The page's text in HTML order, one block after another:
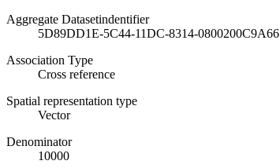
Aggregate Datasetindentifier
5D89DD1E-5C44-11DC-8314-0800200C9A66
Association Type
Cross reference
Spatial representation type
Vector
Denominator
10000